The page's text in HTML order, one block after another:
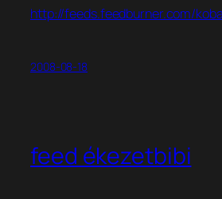
http://feeds.feedburner.com/
2008-08-18
feed ékezetbibi